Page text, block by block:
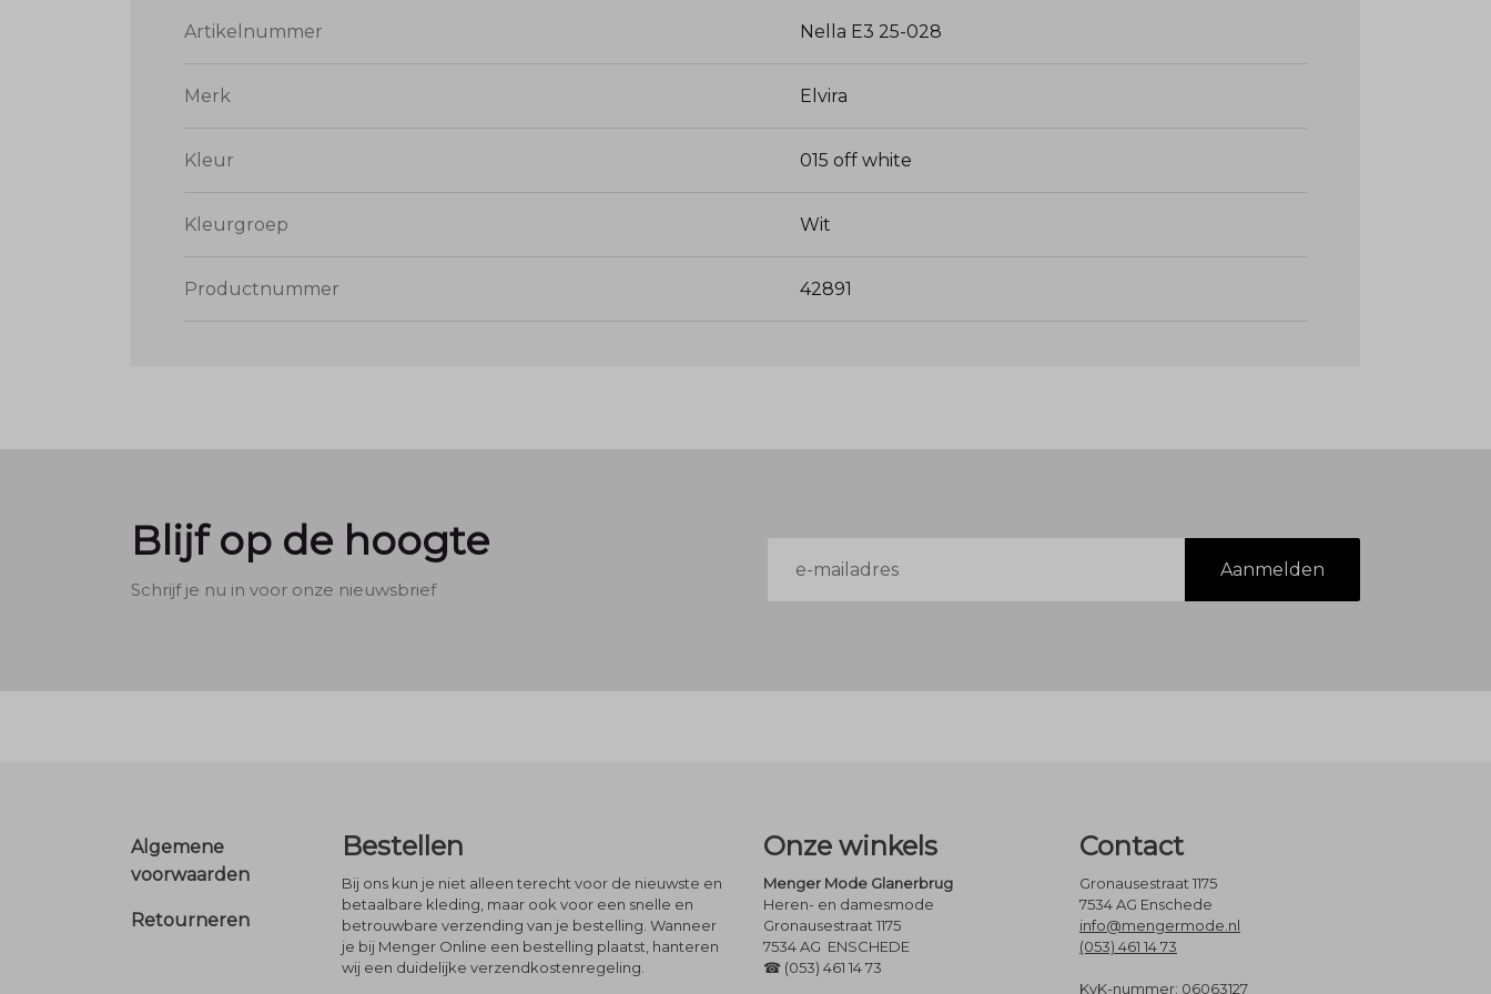
Artikelnummer Nella E3 25-028
Merk Elvira
Kleur 015 off white
Kleurgroep Wit
Productnummer 42891
Blijf op de hoogte
Schrijf je nu in voor onze nieuwsbrief
mailadres
Aanmelden
Footer
Algemene
voorwaarden
Retourneren
Bestellen
Bij ons kun je niet alleen terecht voor de nieuwste en
betaalbare kleding, maar ook voor een snelle en
betrouwbare verzending van je bestelling. Wanneer
je bij Menger Online een bestelling plaatst, hanteren
wij een duidelijke verzendkostenregeling.
Onze winkels
Menger Mode Glanerbrug
Heren- en damesmode
Gronausestraat 1175
7534 AG ENSCHEDE
☎ (053) 461 14 73
Contact
Gronausestraat 1175
7534 AG Enschede
info@mengermode.nl
(053) 461 14 73
KvK-nummer: 06063127